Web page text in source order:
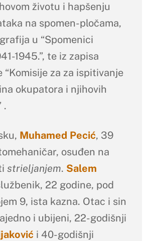
životu i hapšenju
na spomen-pločama,
u “Spomenici
1945.”, te iz zapisa
“Komisije za za ispitivanje
okupatora i njihovih
.
Muhamed Pecić, 39
osuđen na
strieljanjem. Salem
22 godine, pod
9, ista kazna. Otac i sin
i ubijeni, 22-godišnji
i 40-godišnji